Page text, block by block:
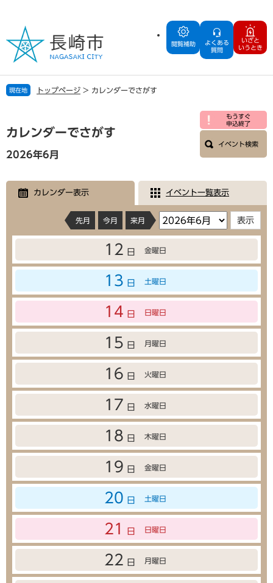
の
で
す
ー
ば
し
文
閲覧補助
よくある
質問
いざと
いうとき
現在地 トップページ > カレンダーでさがす
文
カレンダーでさがす
もうすぐ
申込終了
イベント検索
2026年6月
カレンダー表示 イベント一覧表示
先月 今月 来月
12 日 金曜日
13 日 土曜日
14 日 日曜日
15 日 月曜日
16 日 火曜日
17 日 水曜日
18 日 木曜日
19 日 金曜日
20 日 土曜日
21 日 日曜日
22 日 月曜日